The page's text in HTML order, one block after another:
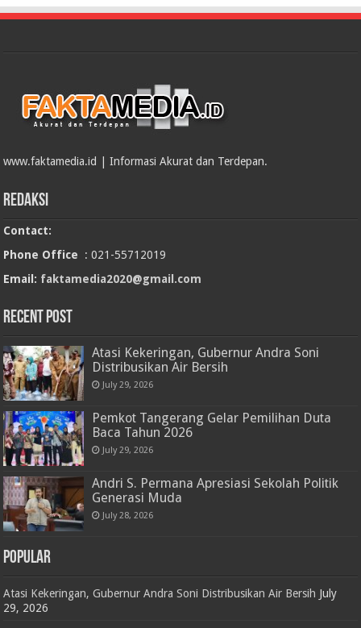
www.faktamedia.id | Informasi Akurat dan Terdepan.
Redaksi
Contact:
Phone Office : 021-55712019
Email: faktamedia2020@gmail.com
RECENT POST
Atasi Kekeringan, Gubernur Andra Soni
Distribusikan Air Bersih
July 29, 2026
Pemkot Tangerang Gelar Pemilihan Duta
Baca Tahun 2026
July 29, 2026
Andri S. Permana Apresiasi Sekolah Politik
Generasi Muda
July 28, 2026
POPULAR
Atasi Kekeringan, Gubernur Andra Soni Distribusikan Air Bersih July
29, 2026